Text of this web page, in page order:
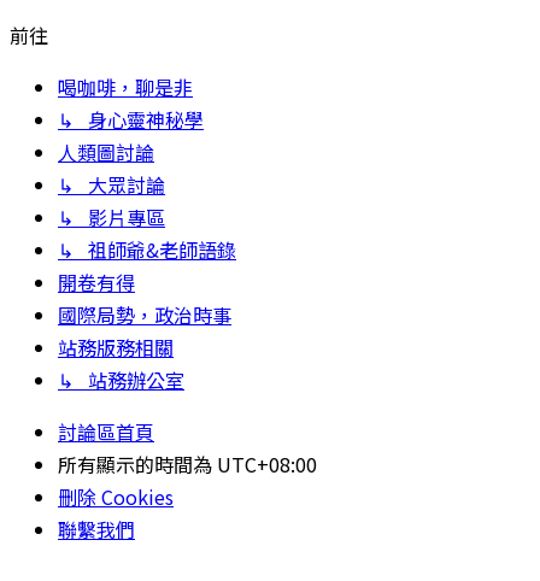
前往
喝咖啡，聊是非
↳ 身心靈神秘學
人類圖討論
↳ 大眾討論
↳ 影片專區
↳ 祖師爺&老師語錄
開卷有得
國際局勢，政治時事
站務版務相關
↳ 站務辦公室
討論區首頁
所有顯示的時間為 UTC+08:00
刪除 Cookies
聯繫我們